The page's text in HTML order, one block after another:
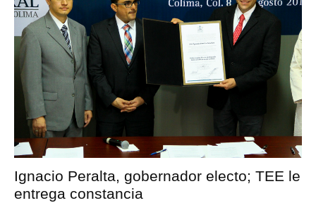
Ignacio Peralta, gobernador electo; TEE le
entrega constancia